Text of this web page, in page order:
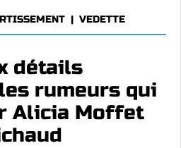
| VEDETTE
détails
rumeurs qui
Alicia Moffet